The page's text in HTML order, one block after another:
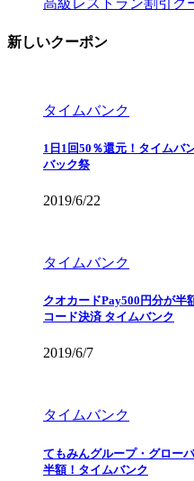
高級レストラン割引ク
新しいクーポン
タイムバンク
1日1回50％還元！タイムバ
バック祭
2019/6/22
タイムバンク
クオカードPay500円分が半
コード決済 タイムバンク
2019/6/7
タイムバンク
てもみんグループ・グロー
半額！タイムバンク